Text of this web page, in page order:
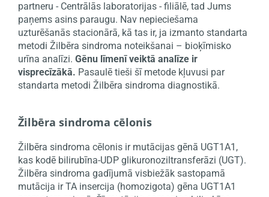
partneru - Centrālās laboratorijas - filiālē, tad Jums
paņems asins paraugu. Nav nepieciešama
uzturēšanās stacionārā, kā tas ir, ja izmanto standarta
metodi Žilbēra sindroma noteikšanai – bioķīmisko
urīna analīzi. Gēnu līmenī veiktā analīze ir
visprecīzākā. Pasaulē tieši šī metode kļuvusi par
standarta metodi Žilbēra sindroma diagnostikā.
Žilbēra sindroma cēlonis
Žilbēra sindroma cēlonis ir mutācijas gēnā UGT1A1,
kas kodē bilirubīna-UDP glikuronoziltransferāzi (UGT).
Žilbēra sindroma gadījumā visbiežāk sastopamā
mutācija ir TA insercija (homozigota) gēna UGT1A1